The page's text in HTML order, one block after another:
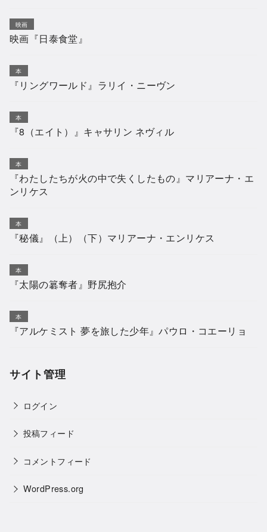
映画
映画『日泰食堂』
本
『リングワールド』ラリイ・ニーヴン
本
『8（エイト）』キャサリン ネヴィル
本
『わたしたちが火の中で失くしたもの』マリアーナ・エ
ンリケス
本
『秘儀』（上）（下）マリアーナ・エンリケス
本
『太陽の簒奪者』野尻抱介
本
『アルケミスト 夢を旅した少年』パウロ・コエーリョ
サイト管理
ログイン
投稿フィード
コメントフィード
WordPress.org